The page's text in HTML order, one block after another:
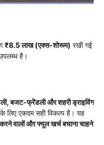
₹8.5 लाख (एक्स-शोरूम) रखी गई
है।
बजट-फ्रेंडली और शहरी ड्राइविंग
एकदम सही विकल्प है। यह
करने वालों और फ्यूल खर्च बचाना चाहने